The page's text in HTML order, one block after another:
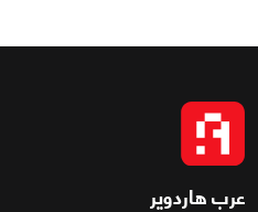
عرب هاردوير